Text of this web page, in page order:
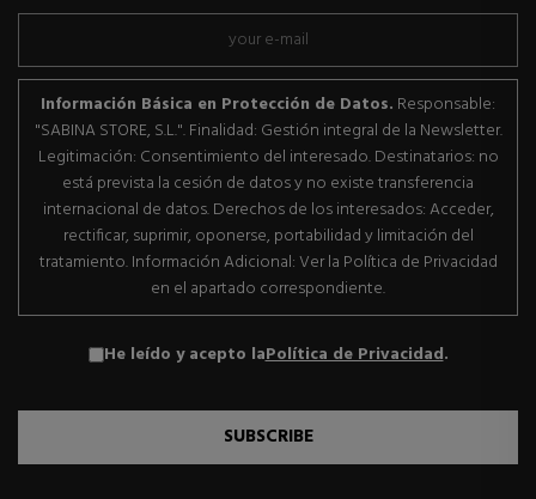
Información Básica en Protección de Datos. Responsable:
"SABINA STORE, S.L.". Finalidad: Gestión integral de la Newsletter.
Legitimación: Consentimiento del interesado. Destinatarios: no
está prevista la cesión de datos y no existe transferencia
internacional de datos. Derechos de los interesados: Acceder,
rectificar, suprimir, oponerse, portabilidad y limitación del
tratamiento. Información Adicional: Ver la Política de Privacidad
en el apartado correspondiente.
He leído y acepto laPolítica de Privacidad.
SUBSCRIBE